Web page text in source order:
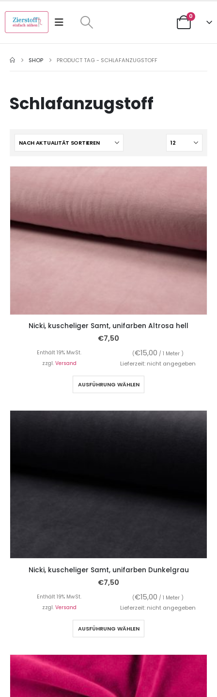
0
SHOP PRODUCT TAG - SCHLAFANZUGSTOFF
Schlafanzugstoff
Nicki, kuscheliger Samt, unifarben Altrosa hell
€7,50
Enthält 19% MwSt. (€15,00 / 1 Meter )
zzgl. Versand Lieferzeit: nicht angegeben
AUSFÜHRUNG WÄHLEN
Nicki, kuscheliger Samt, unifarben Dunkelgrau
€7,50
Enthält 19% MwSt. (€15,00 / 1 Meter )
zzgl. Versand Lieferzeit: nicht angegeben
AUSFÜHRUNG WÄHLEN